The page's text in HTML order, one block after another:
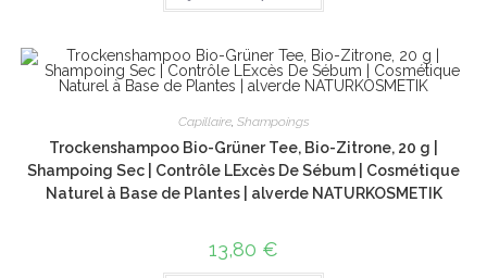
Capillaire, Shampoings
Trockenshampoo Bio-Grüner Tee, Bio-Zitrone, 20 g |
Shampoing Sec | Contrôle LExcès De Sébum | Cosmétique
Naturel à Base de Plantes | alverde NATURKOSMETIK
13,80 €